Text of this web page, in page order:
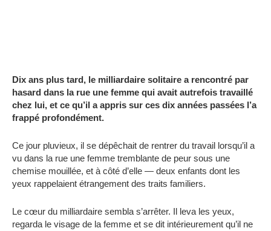
Dix ans plus tard, le milliardaire solitaire a rencontré par
hasard dans la rue une femme qui avait autrefois travaillé
chez lui, et ce qu’il a appris sur ces dix années passées l’a
frappé profondément.
Ce jour pluvieux, il se dépêchait de rentrer du travail lorsqu’il a
vu dans la rue une femme tremblante de peur sous une
chemise mouillée, et à côté d’elle — deux enfants dont les
yeux rappelaient étrangement des traits familiers.
Le cœur du milliardaire sembla s’arrêter. Il leva les yeux,
regarda le visage de la femme et se dit intérieurement qu’il ne